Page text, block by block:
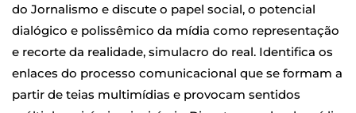
do Jornalismo e discute o papel social, o potencial
dialógico e polissêmico da mídia como representação
e recorte da realidade, simulacro do real. Identifica os
enlaces do processo comunicacional que se formam a
partir de teias multimídias e provocam sentidos